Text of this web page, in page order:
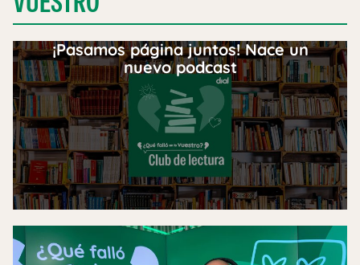
¡Pasamos página juntos! Nace un
nuevo podcast